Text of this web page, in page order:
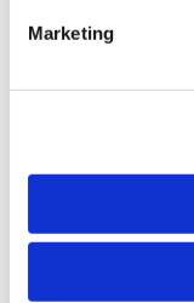
Marketing